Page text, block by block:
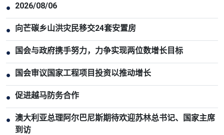
● 2026/08/06
● 向芒碳乡山洪灾民移交24套安置房
● 国会与政府携手努力，力争实现两位数增长目标
● 国会审议国家工程项目投资以推动增长
● 促进越马防务合作
● 澳大利亚总理阿尔巴尼斯期待欢迎苏林总书记、国家主席
到访